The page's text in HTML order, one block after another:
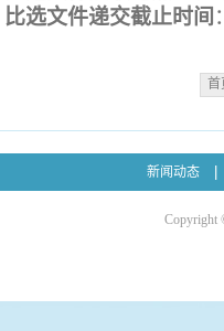
比选文件递交截止时间
首
新闻动态
Copyright